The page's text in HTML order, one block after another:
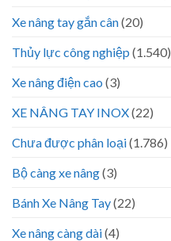
Xe nâng tay gắn cân(20)
Thủy lực công nghiệp (1.540)
Xe nâng điện cao (3)
XE NÂNG TAY INOX(22)
Chưa được phân loại(1.786)
Bộ càng xe nâng(3)
Bánh Xe Nâng Tay(22)
Xe nâng càng dài(4)